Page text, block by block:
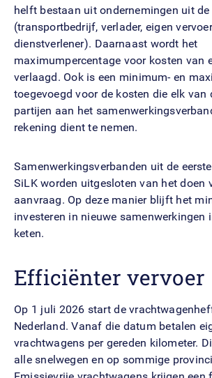
helft bestaan uit ondernemingen uit
(transportbedrijf, verlader, eigen
dienstverlener). Daarnaast wordt het
maximumpercentage voor kosten van
verlaagd. Ook is een minimum- en
toegevoegd voor de kosten die elk van
partijen aan het
rekening dient te nemen.
Samenwerkingsverbanden uit de
SiLK worden uitgesloten van het doen
aanvraag. Op deze manier blijft het
investeren in nieuwe samenwerkingen
keten.
Efficiënter vervoer
Op 1 juli 2026 start de
Nederland. Vanaf die datum betalen
vrachtwagens per gereden kilometer.
alle snelwegen en op sommige